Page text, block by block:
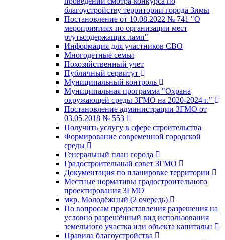
благоустройству территории города Зимы
Постановление от 10.08.2022 № 741 "О
мероприятиях по организации мест
ртутьсодержащих ламп"
Информация для участников СВО
Многодетные семьи
Похозяйственный учет
Публичный сервитут
Муниципальный контроль
Муниципальная программа "Охрана
окружающей среды ЗГМО на 2020-2024 г."
Постановление администрации ЗГМО от
03.05.2018 № 553
Получить услугу в сфере строительства
Формирование современной городской
среды
Генеральный план города
Градостроительный совет ЗГМО
Документация по планировке территории
Местные нормативы градостроительного
проектирования ЗГМО
мкр. Молодёжный (2 очередь)
По вопросам предоставления разрешения на
условно разрешённый вид использования
земельного участка или объекта капитальн
Правила благоустройства